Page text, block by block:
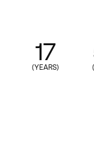
17
(YEARS)